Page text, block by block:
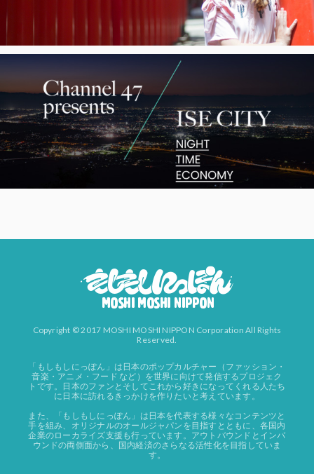
Copyright © 2017 MOSHI MOSHI NIPPON Corporation All Rights
Reserved.
「もしもしにっぽん」は日本のポップカルチャー（ファッション・
音楽・アニメ・フード など）を世界に向けて発信するプロジェク
トです。日本のファンとそしてこれから好きになってくれる人たち
に日本に訪れるきっかけを作りたいと考えています。
また、「もしもしにっぽん」は日本を代表する様々なコンテンツと
手を組み、オリジナルのオールジャパンを目指すとともに、各国内
企業のローカライズ支援も行っています。アウトバウンドとインバ
ウンドの両側面から、国内経済のさらなる活性化を目指していま
す。